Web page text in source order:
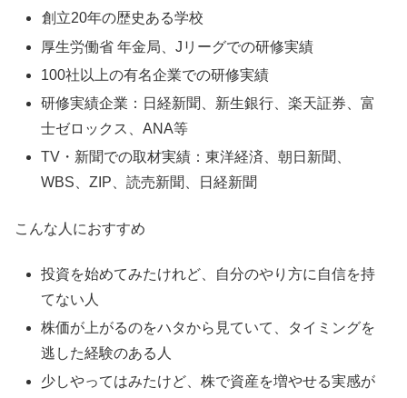
創立20年の歴史ある学校
厚生労働省 年金局、Jリーグでの研修実績
100社以上の有名企業での研修実績
研修実績企業：日経新聞、新生銀行、楽天証券、富
士ゼロックス、ANA等
TV・新聞での取材実績：東洋経済、朝日新聞、
WBS、ZIP、読売新聞、日経新聞
こんな人におすすめ
投資を始めてみたけれど、自分のやり方に自信を持
てない人
株価が上がるのをハタから見ていて、タイミングを
逃した経験のある人
少しやってはみたけど、株で資産を増やせる実感が